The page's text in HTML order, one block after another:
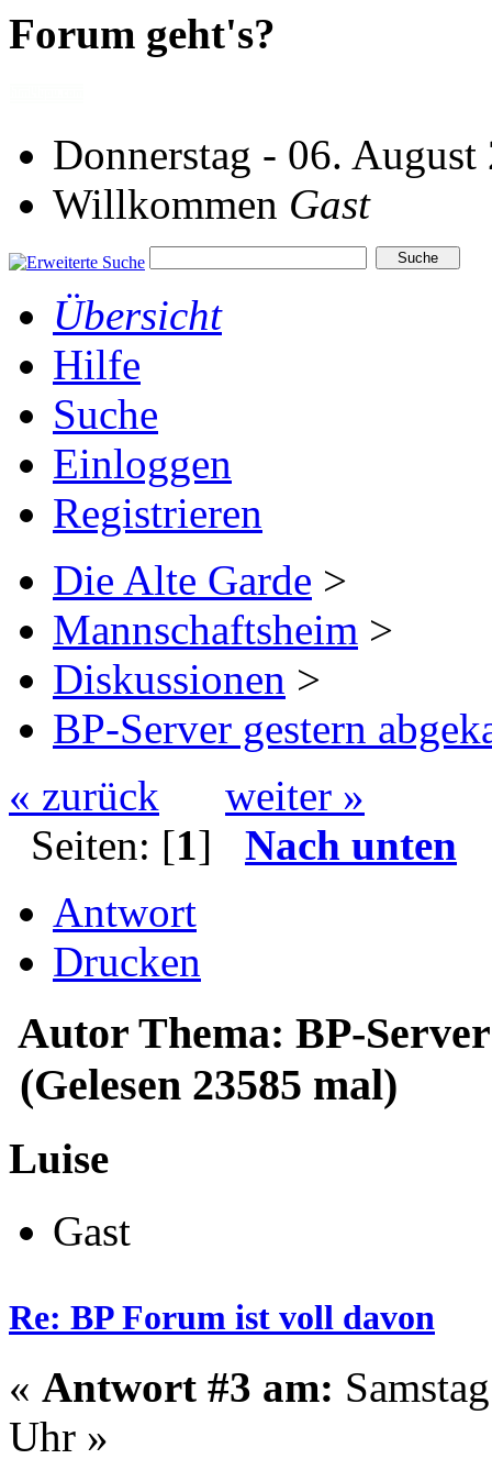
Forum geht's?
Donnerstag - 06.
Willkommen Gast
Übersicht
Hilfe
Suche
Einloggen
Registrieren
Die Alte Garde >
Mannschaftsheim >
Diskussionen >
BP-Server gestern
« zurück
weiter »
Seiten: [1] Nach unten
Antwort
Drucken
Autor Thema: BP-
(Gelesen 23585 mal)
Luise
Gast
Re: BP Forum ist voll davon
« Antwort #3 am:
Uhr »